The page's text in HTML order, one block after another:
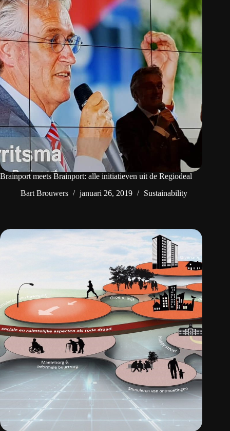
Brainport meets Brainport: alle initiatieven uit de Regiodeal
Bart Brouwers
januari 26, 2019 Sustainability